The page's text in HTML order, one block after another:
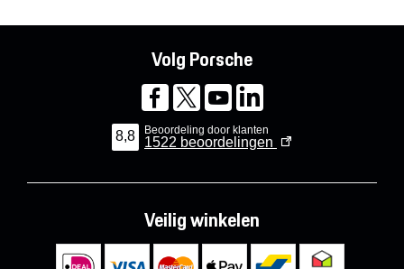
Volg Porsche
8,8 Beoordeling door klanten
1522 beoordelingen
Veilig winkelen